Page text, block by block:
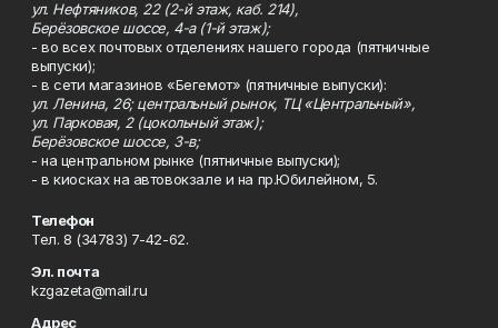
ул. Нефтяников, 22 (2-й этаж, каб. 214),
Берёзовское шоссе, 4-а (1-й этаж);
- во всех почтовых отделениях нашего города (пятничные
выпуски);
- в сети магазинов «Бегемот» (пятничные выпуски):
ул. Ленина, 26; центральный рынок, ТЦ «Центральный»,
ул. Парковая, 2 (цокольный этаж);
Берёзовское шоссе, 3-в;
- на центральном рынке (пятничные выпуски);
- в киосках на автовокзале и на пр.Юбилейном, 5.
Телефон
Тел. 8 (34783) 7-42-62.
Эл. почта
kzgazeta@mail.ru
Адрес